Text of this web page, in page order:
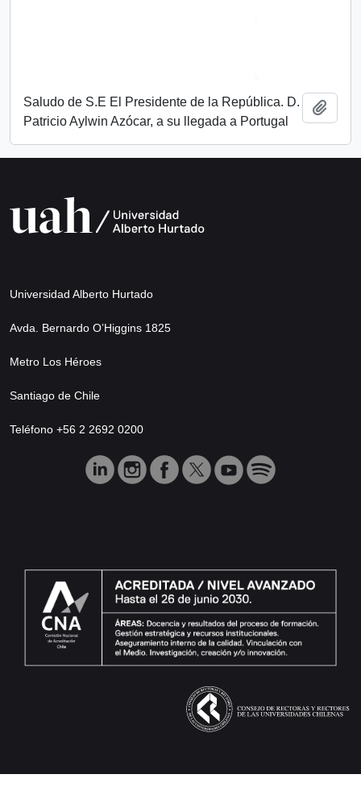
Saludo de S.E El Presidente de la República. D.
Patricio Aylwin Azócar, a su llegada a Portugal
Universidad Alberto Hurtado
Avda. Bernardo O’Higgins 1825
Metro Los Héroes
Santiago de Chile
Teléfono +56 2 2692 0200